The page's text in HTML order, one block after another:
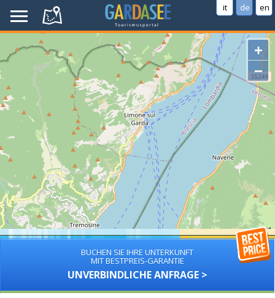
it de en
+
−
BUCHEN SIE IHRE UNTERKUNFT
MIT BESTPREIS-GARANTIE
UNVERBINDLICHE ANFRAGE >